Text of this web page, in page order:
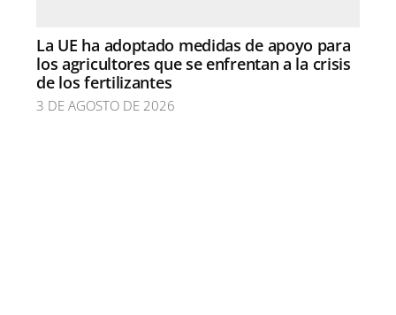
La UE ha adoptado medidas de apoyo para
los agricultores que se enfrentan a la crisis
de los fertilizantes
3 DE AGOSTO DE 2026